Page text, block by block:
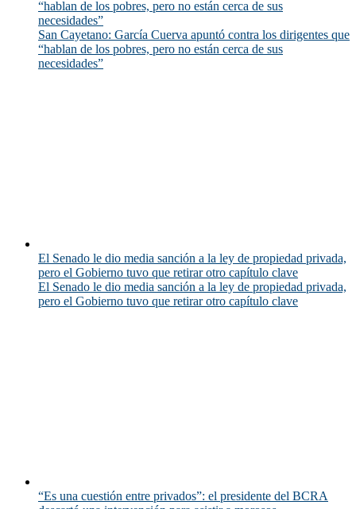
“hablan de los pobres, pero no están cerca de sus
necesidades”
San Cayetano: García Cuerva apuntó contra los dirigentes que
“hablan de los pobres, pero no están cerca de sus
necesidades”
El Senado le dio media sanción a la ley de propiedad privada,
pero el Gobierno tuvo que retirar otro capítulo clave
El Senado le dio media sanción a la ley de propiedad privada,
pero el Gobierno tuvo que retirar otro capítulo clave
“Es una cuestión entre privados”: el presidente del BCRA